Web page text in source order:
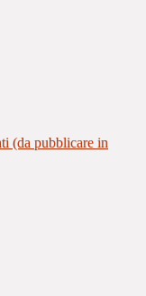
(da pubblicare in